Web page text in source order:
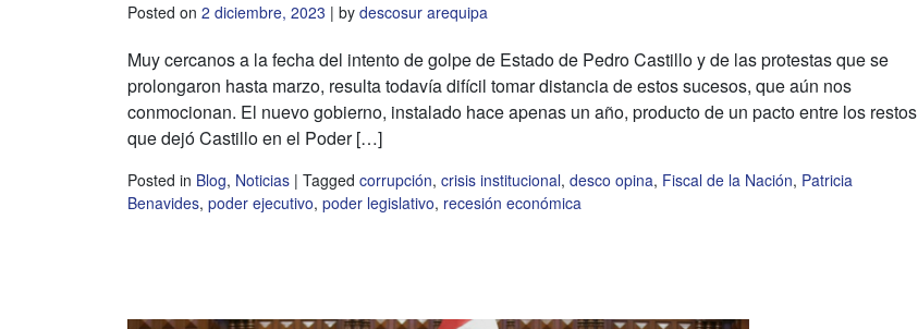
Posted on 2 diciembre, 2023 | by descosur arequipa
Muy cercanos a la fecha del intento de golpe de Estado de Pedro Castillo y de las protestas que se
prolongaron hasta marzo, resulta todavía difícil tomar distancia de estos sucesos, que aún nos
conmocionan. El nuevo gobierno, instalado hace apenas un año, producto de un pacto entre los restos
que dejó Castillo en el Poder […]
Posted in Blog, Noticias | Tagged corrupción, crisis institucional, desco opina, Fiscal de la Nación, Patricia
Benavides, poder ejecutivo, poder legislativo, recesión económica